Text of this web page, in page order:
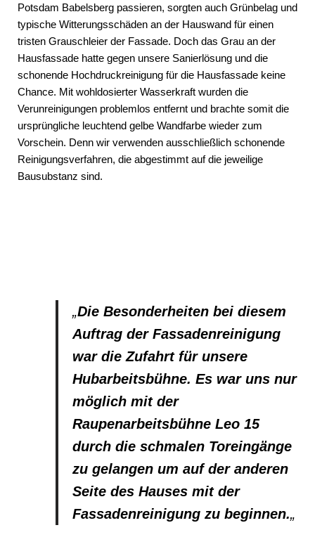
Potsdam Babelsberg passieren, sorgten auch Grünbelag und
typische Witterungsschäden an der Hauswand für einen
tristen Grauschleier der Fassade. Doch das Grau an der
Hausfassade hatte gegen unsere Sanierlösung und die
schonende Hochdruckreinigung für die Hausfassade keine
Chance. Mit wohldosierter Wasserkraft wurden die
Verunreinigungen problemlos entfernt und brachte somit die
ursprüngliche leuchtend gelbe Wandfarbe wieder zum
Vorschein. Denn wir verwenden ausschließlich schonende
Reinigungsverfahren, die abgestimmt auf die jeweilige
Bausubstanz sind.
„Die Besonderheiten bei diesem
Auftrag der Fassadenreinigung
war die Zufahrt für unsere
Hubarbeitsbühne. Es war uns nur
möglich mit der
Raupenarbeitsbühne Leo 15
durch die schmalen Toreingänge
zu gelangen um auf der anderen
Seite des Hauses mit der
Fassadenreinigung zu beginnen.„